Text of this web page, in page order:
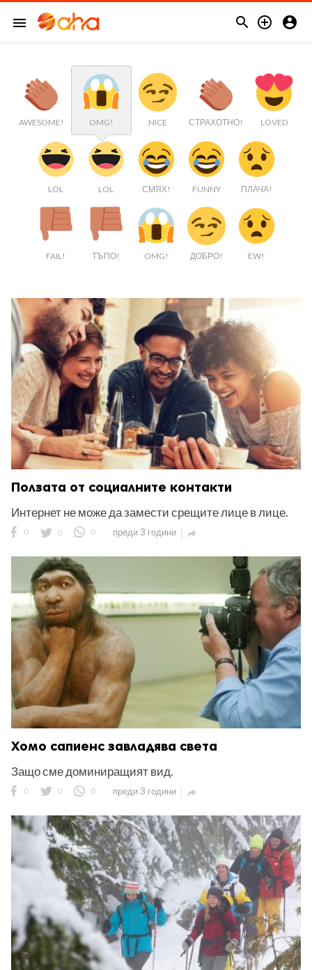
menu   
AWESOME! OMG! NICE СТРАХОТНО! LOVED
LOL LOL СМЯХ! FUNNY ПЛАЧА!
FAIL! ТЪПО! OMG! ДОБРО! EW!
Ползата от социалните контакти
Интернет не може да замести срещите лице в лице.
0 0 0 преди 3 години 
Хомо сапиенс завладява света
Защо сме доминиращият вид.
0 0 0 преди 3 години 